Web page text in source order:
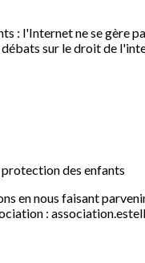
: l'Internet ne se gère
sur le droit de
des enfants
en nous faisant
: